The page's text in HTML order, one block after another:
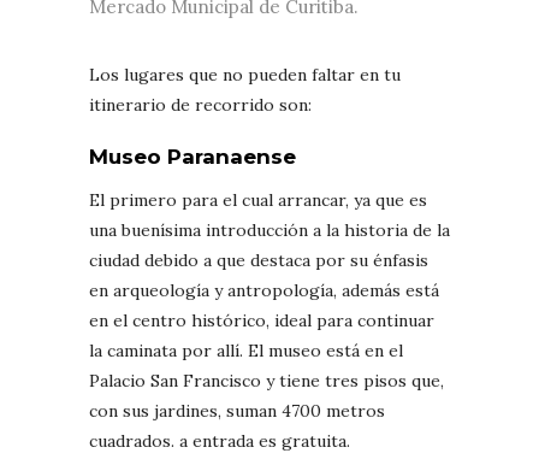
Mercado Municipal de Curitiba.
Los lugares que no pueden faltar en tu
itinerario de recorrido son:
Museo Paranaense
El primero para el cual arrancar, ya que es
una buenísima introducción a la historia de la
ciudad debido a que destaca por su énfasis
en arqueología y antropología, además está
en el centro histórico, ideal para continuar
la caminata por allí. El museo está en el
Palacio San Francisco y tiene tres pisos que,
con sus jardines, suman 4700 metros
cuadrados. a entrada es gratuita.